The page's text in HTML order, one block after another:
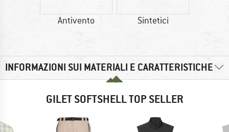
Antivento Sintetici
INFORMAZIONI SUI MATERIALI E CARATTERISTICHE
GILET SOFTSHELL TOP SELLER